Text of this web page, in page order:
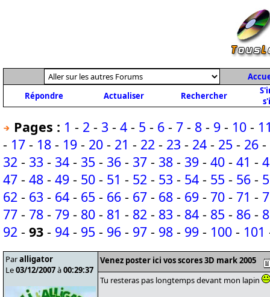
Répondre
Actualiser Rechercher
Pages : 1 - 2 - 3 - 4 - 5 - 6 - 7 - 8 - 9 - 10 -
- 17 - 18 - 19 - 20 - 21 - 22 - 23 - 24 - 25 - 26 -
32 - 33 - 34 - 35 - 36 - 37 - 38 - 39 - 40 - 41 -
47 - 48 - 49 - 50 - 51 - 52 - 53 - 54 - 55 - 56 -
62 - 63 - 64 - 65 - 66 - 67 - 68 - 69 - 70 - 71 -
77 - 78 - 79 - 80 - 81 - 82 - 83 - 84 - 85 - 86 -
92 - 93 - 94 - 95 - 96 - 97 - 98 - 99 - 100 - 101
Paralligator
Le03/12/2007à00:29:37
Venez poster ici vos scores 3D mark 2005
Tu resteras pas longtemps devant mon lapin